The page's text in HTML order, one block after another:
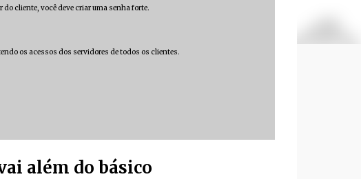
do cliente, você deve criar uma senha forte.
os acessos dos servidores de todos os clientes.
além do básico